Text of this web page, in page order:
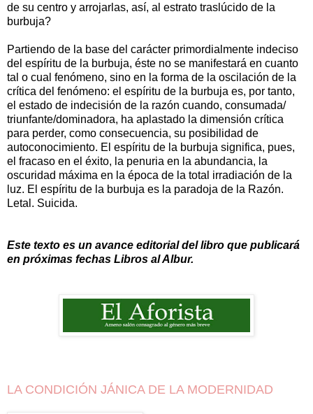
de su centro y arrojarlas, así, al estrato traslúcido de la
burbuja?
Partiendo de la base del carácter primordialmente indeciso
del espíritu de la burbuja, éste no se manifestará en cuanto
tal o cual fenómeno, sino en la forma de la oscilación de la
crítica del fenómeno: el espíritu de la burbuja es, por tanto,
el estado de indecisión de la razón cuando, consumada/
triun­fante/dominadora, ha aplastado la dimensión crítica
para perder, como consecuencia, su posibilidad de
autoconocimiento. El espíritu de la burbuja significa, pues,
el fracaso en el éxito, la penuria en la abundancia, la
oscuridad máxima en la época de la total irradiación de la
luz. El espíritu de la burbuja es la paradoja de la Razón.
Letal. Suicida.
Este texto es un avance editorial del libro que publicará
en próximas fechas Libros al Albur.
LA CONDICIÓN JÁNICA DE LA MODERNIDAD